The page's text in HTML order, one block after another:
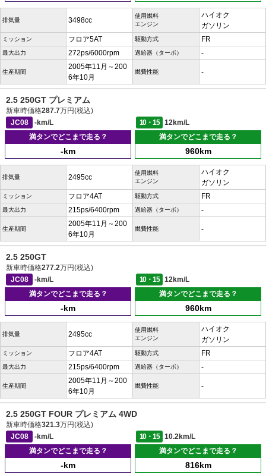
排気量 3498cc
使用燃料
エンジン
ハイオク
ガソリン
ミッション フロア5AT 駆動方式 FR
最大出力 272ps/6000rpm 過給器（ターボ） -
生産期間
2005年11月～200
6年10月
燃費性能 -
2.5 250GT プレミアム
新車時価格287.7万円(税込)
JC08
-km/L 10・15
12km/L
満タンでどこまで走る？
-km
満タンでどこまで走る？
960km
排気量 2495cc
使用燃料
エンジン
ハイオク
ガソリン
ミッション フロア4AT 駆動方式 FR
最大出力 215ps/6400rpm 過給器（ターボ） -
生産期間
2005年11月～200
6年10月
燃費性能 -
2.5 250GT
新車時価格277.2万円(税込)
JC08
-km/L 10・15
12km/L
満タンでどこまで走る？
-km
満タンでどこまで走る？
960km
排気量 2495cc
使用燃料
エンジン
ハイオク
ガソリン
ミッション フロア4AT 駆動方式 FR
最大出力 215ps/6400rpm 過給器（ターボ） -
生産期間
2005年11月～200
6年10月
燃費性能 -
2.5 250GT FOUR プレミアム 4WD
新車時価格321.3万円(税込)
JC08
-km/L 10・15
10.2km/L
満タンでどこまで走る？
-km
満タンでどこまで走る？
816km